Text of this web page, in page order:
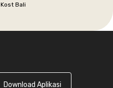
Kost Bali
Download Aplikasi